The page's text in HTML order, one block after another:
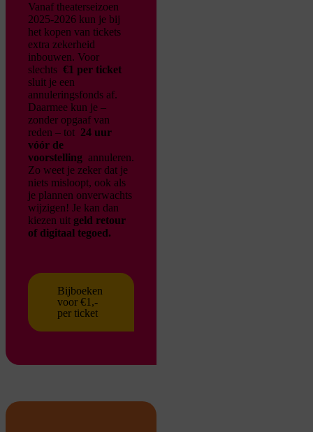
Vanaf theaterseizoen
2025-2026 kun je bij
het kopen van tickets
extra zekerheid
inbouwen. Voor
slechts €1 per ticket
sluit je een
annuleringsfonds af.
Daarmee kun je –
zonder opgaaf van
reden – tot 24 uur
vóór de
voorstelling annuleren.
Zo weet je zeker dat je
niets misloopt, ook als
je plannen onverwachts
wijzigen! Je kan dan
kiezen uit geld retour
of digitaal tegoed.
Bijboeken
voor €1,-
per ticket